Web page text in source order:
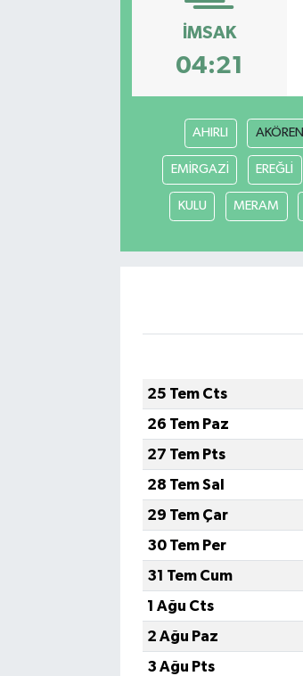
İMSAK
04:21
AHIRLI AKÖREN
EMİRGAZİ EREĞLİ
KULU MERAM
25 Tem Cts
26 Tem Paz
27 Tem Pts
28 Tem Sal
29 Tem Çar
30 Tem Per
31 Tem Cum
1 Ağu Cts
2 Ağu Paz
3 Ağu Pts